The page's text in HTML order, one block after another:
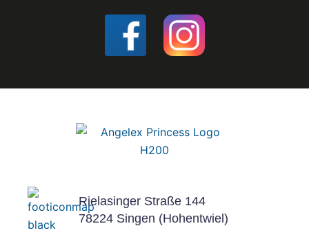
I
c
o
n
I
c
o
n
Rielasinger Straße 144
78224 Singen (Hohentwiel)